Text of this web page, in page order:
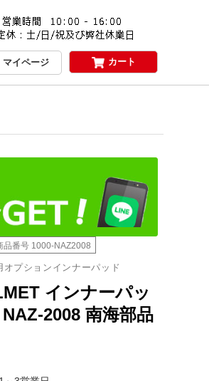
マイページ カート
品番号 1000-NAZ2008
プションインナーパッド
インナーパッ
NAZ-2008 南海部品